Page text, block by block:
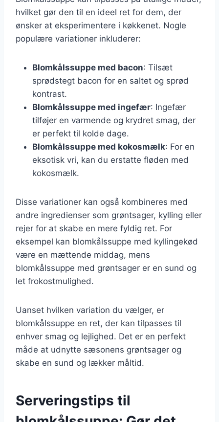
hvilket gør den til en ideel ret for dem, der
ønsker at eksperimentere i køkkenet. Nogle
populære variationer inkluderer:
Blomkålssuppe med bacon: Tilsæt
sprødstegt bacon for en saltet og sprød
kontrast.
Blomkålssuppe med ingefær: Ingefær
tilføjer en varmende og krydret smag, der
er perfekt til kolde dage.
Blomkålssuppe med kokosmælk: For en
eksotisk vri, kan du erstatte fløden med
kokosmælk.
Disse variationer kan også kombineres med
andre ingredienser som grøntsager, kylling eller
rejer for at skabe en mere fyldig ret. For
eksempel kan blomkålssuppe med kyllingekød
være en mættende middag, mens
blomkålssuppe med grøntsager er en sund og
let frokostmulighed.
Uanset hvilken variation du vælger, er
blomkålssuppe en ret, der kan tilpasses til
enhver smag og lejlighed. Det er en perfekt
måde at udnytte sæsonens grøntsager og
skabe en sund og lækker måltid.
Serveringstips til